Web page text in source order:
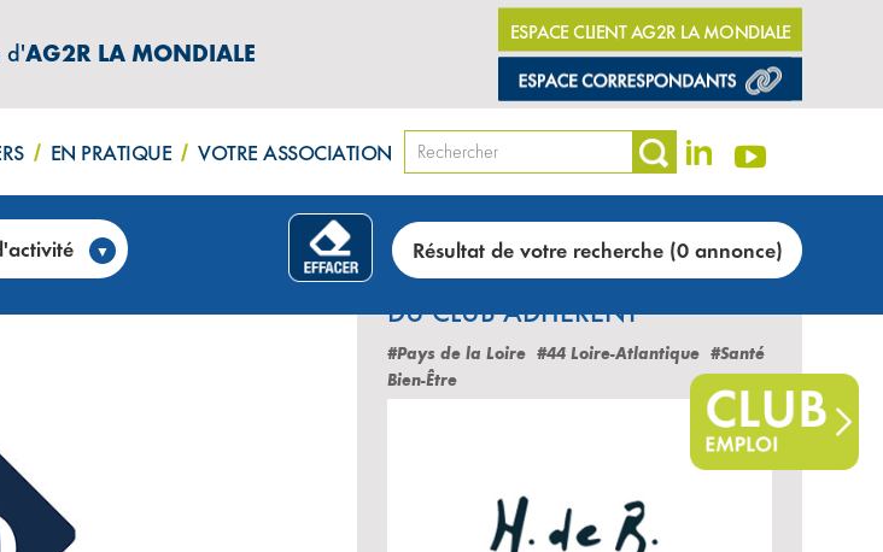
d'AG2R LA MONDIALE
ESPACE CLIENT AG2R LA MONDIALE
EN PRATIQUE VOTRE ASSOCIATION
Résultat de votre recherche (0 annonce)
entrepreneurs (75)
LES DERNIÈRES ANNONCES
DU CLUB ADHÉRENT
#Pays de la Loire #44 Loire-Atlantique #Santé
Bien-Être